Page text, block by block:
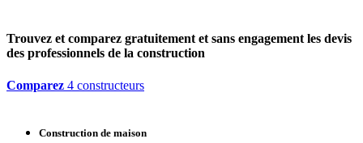
Trouvez et comparez gratuitement et sans engagement les devis
des professionnels de la construction
Comparez 4 constructeurs
Construction de maison